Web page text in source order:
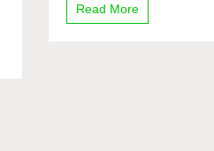
Read More